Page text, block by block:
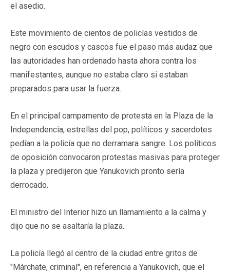
el asedio.
Este movimiento de cientos de policías vestidos de
negro con escudos y cascos fue el paso más audaz que
las autoridades han ordenado hasta ahora contra los
manifestantes, aunque no estaba claro si estaban
preparados para usar la fuerza.
En el principal campamento de protesta en la Plaza de la
Independencia, estrellas del pop, políticos y sacerdotes
pedían a la policía que no derramara sangre. Los políticos
de oposición convocaron protestas masivas para proteger
la plaza y predijeron que Yanukovich pronto sería
derrocado.
El ministro del Interior hizo un llamamiento a la calma y
dijo que no se asaltaría la plaza.
La policía llegó al centro de la ciudad entre gritos de
"Márchate, criminal", en referencia a Yanukovich, que el